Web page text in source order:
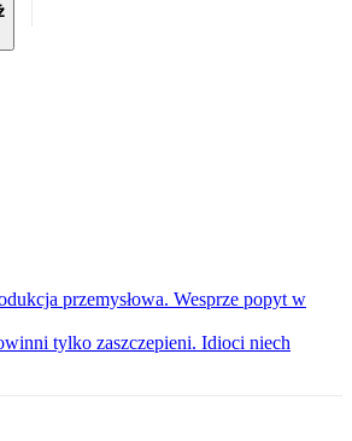
przemysłowa. Wesprze popyt w
tylko zaszczepieni. Idioci niech